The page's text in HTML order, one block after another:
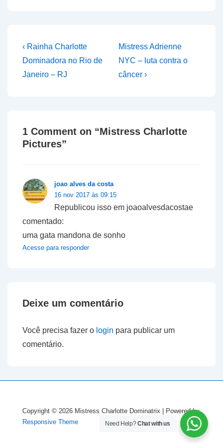
Navegação
de
Post
Previous
Post
is
‹ Rainha Charlotte
Dominadora no Rio de
Janeiro – RJ
Next
Post
is
Mistress Adrienne
NYC – luta contra o
câncer ›
1 Comment on “Mistress Charlotte
Pictures”
joao alves da costa
16 nov 2017 às 09:15
Republicou isso em joaoalvesdacostae
comentado:
uma gata mandona de sonho
Acesse para responder
Deixe um comentário
Você precisa fazer o login para publicar um
comentário.
Copyright © 2026 Mistress Charlotte Dominatrix
| Powered by
Responsive Theme
Need Help?Chat with us